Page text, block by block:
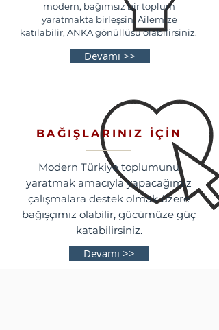
modern, bağımsız bir toplum
yaratmakta birleşsin. Ailemize
katılabilir, ANKA gönüllüsü olabilirsiniz.
Devamı >>
BAĞIŞLARINIZ İÇİN
Modern Türkiye toplumunu
yaratmak amacıyla yapacağımız
çalışmalara destek olmak üzere
bağışçımız olabilir, gücümüze güç
katabilirsiniz.
Devamı >>